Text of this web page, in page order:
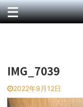
IMG_7039
2022年9月12日